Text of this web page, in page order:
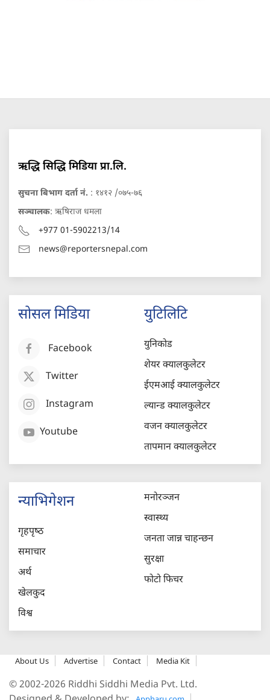
ऋद्धि सिद्धि मिडिया प्रा.लि.
सुचना बिभाग दर्ता नं. : १४१२ /०७५-७६
सञ्चालक: ऋषिराज धमला
+977 01-5902213/14
news@reportersnepal.com
सोसल मिडिया
Facebook
Twitter
Instagram
Youtube
युटिलिटि
युनिकोड
शेयर क्यालकुलेटर
ईएमआई क्यालकुलेटर
ल्यान्ड क्यालकुलेटर
वजन क्यालकुलेटर
तापमान क्यालकुलेटर
न्याभिगेशन
गृहपृष्‍ठ
समाचार
अर्थ
खेलकुद
विश्व
मनोरञ्जन
स्वास्थ्य
जनता जान्न चाहन्छन
सुरक्षा
फोटो फिचर
About Us Advertise Contact Media Kit
© 2002-2026 Riddhi Siddhi Media Pvt. Ltd.